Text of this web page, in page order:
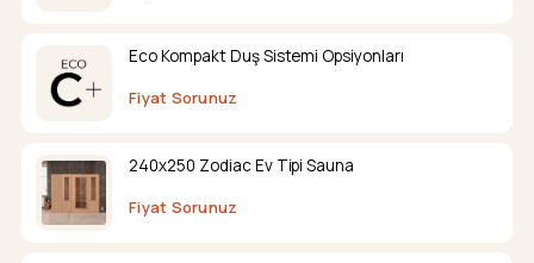
Eco Kompakt Duş Sistemi Opsiyonları
Fiyat Sorunuz
240x250 Zodiac Ev Tipi Sauna
Fiyat Sorunuz